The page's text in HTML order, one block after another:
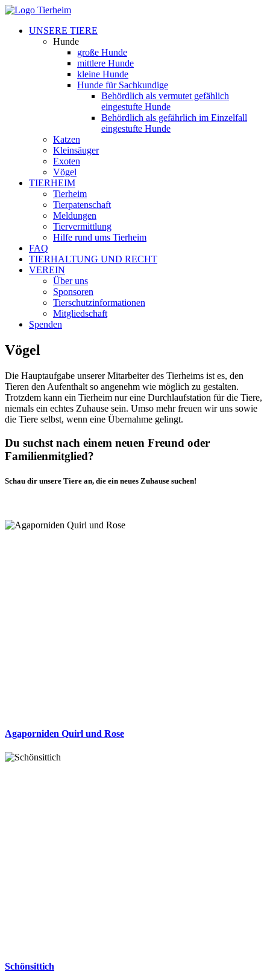
UNSERE TIERE
Hunde
große Hunde
mittlere Hunde
kleine Hunde
Hunde für Sachkundige
Behördlich als vermutet gefählich
eingestufte Hunde
Behördlich als gefährlich im Einzelfall
eingestufte Hunde
Katzen
Kleinsäuger
Exoten
Vögel
TIERHEIM
Tierheim
Tierpatenschaft
Meldungen
Tiervermittlung
Hilfe rund ums Tierheim
FAQ
TIERHALTUNG UND RECHT
VEREIN
Über uns
Sponsoren
Tierschutzinformationen
Mitgliedschaft
Spenden
Vögel
Die Hauptaufgabe unserer Mitarbeiter des Tierheims ist es, den
Tieren den Aufenthalt so angenehm wie möglich zu gestalten.
Trotzdem kann ein Tierheim nur eine Durchlaufstation für die Tiere,
niemals ein echtes Zuhause sein. Umso mehr freuen wir uns sowie
die Tiere selbst, wenn eine Übernahme gelingt.
Du suchst nach einem neuen Freund oder
Familienmitglied?
Schau dir unsere Tiere an, die ein neues Zuhause suchen!
Agaporniden Quirl und Rose
Schönsittich